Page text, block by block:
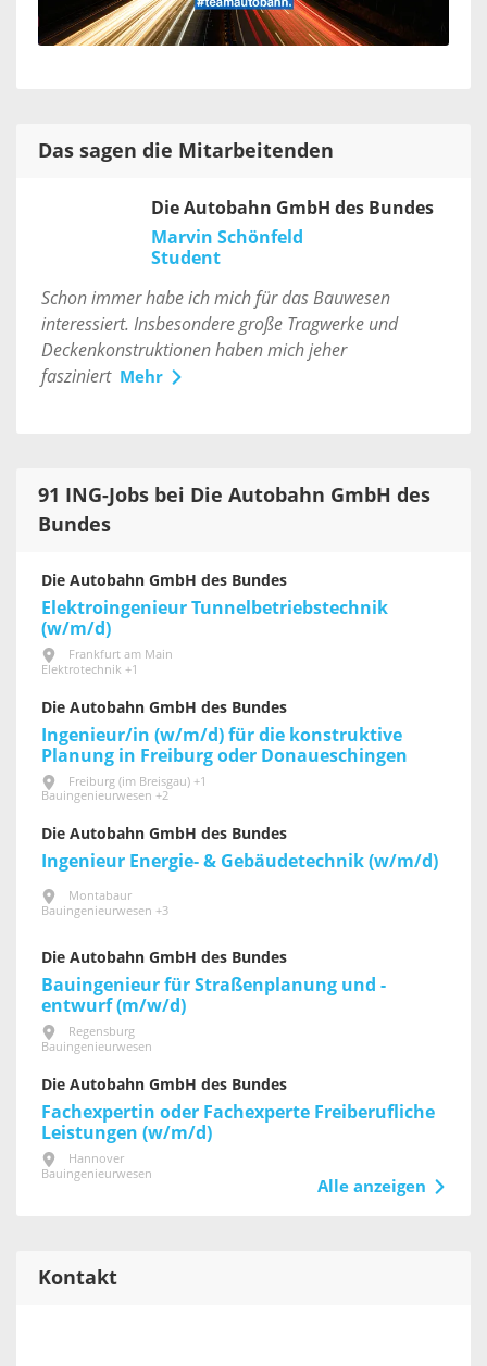
Das sagen die Mitarbeitenden
Die Autobahn GmbH des Bundes
Marvin Schönfeld
Student
Schon immer habe ich mich für das Bauwesen
interessiert. Insbesondere große Tragwerke und
Deckenkonstruktionen haben mich jeher
fasziniert Mehr
91 ING-Jobs bei Die Autobahn GmbH des
Bundes
Die Autobahn GmbH des Bundes
Elektroingenieur Tunnelbetriebstechnik
(w/m/d)
Frankfurt am Main
Elektrotechnik +1
Die Autobahn GmbH des Bundes
Ingenieur/in (w/m/d) für die konstruktive
Planung in Freiburg oder Donaueschingen
Freiburg (im Breisgau) +1
Bauingenieurwesen +2
Die Autobahn GmbH des Bundes
Ingenieur Energie- & Gebäudetechnik (w/m/d)
Montabaur
Bauingenieurwesen +3
Die Autobahn GmbH des Bundes
Bauingenieur für Straßenplanung und -
entwurf (m/w/d)
Regensburg
Bauingenieurwesen
Die Autobahn GmbH des Bundes
Fachexpertin oder Fachexperte Freiberufliche
Leistungen (w/m/d)
Hannover
Bauingenieurwesen
Alle anzeigen
Kontakt